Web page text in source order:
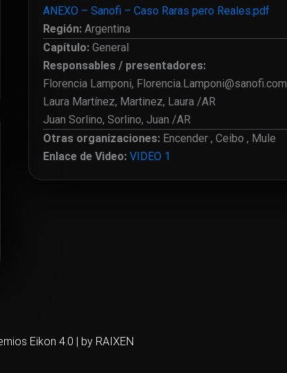
ANEXO – Sanofi – Caso Raras pero Reales.pdf
Región:Argentina
Capítulo:General
Responsables / presentadores:
Florencia Lamponi, Florencia.Lamponi@sanofi.com
Laura Martínez, Martinez, Laura /AR
Juan Sorlino, Sorlino, Juan /AR
Otras organizaciones:Encender , Ceibo , Mule
Enlace de Video: VIDEO 1
Eikon 4.0 | by RAIXEN